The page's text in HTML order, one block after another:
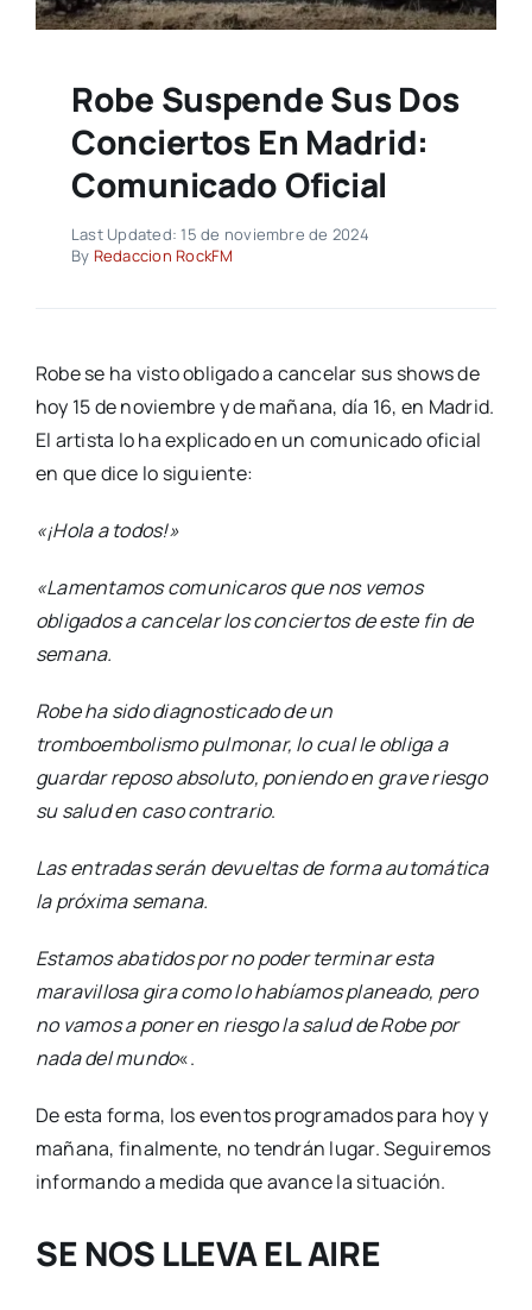
Robe Suspende Sus Dos
Conciertos En Madrid:
Comunicado Oficial
Last Updated: 15 de noviembre de 2024
By Redaccion RockFM
Robe se ha visto obligado a cancelar sus shows de
hoy 15 de noviembre y de mañana, día 16, en Madrid.
El artista lo ha explicado en un comunicado oficial
en que dice lo siguiente:
«¡Hola a todos!»
«Lamentamos comunicaros que nos vemos
obligados a cancelar los conciertos de este fin de
semana.
Robe ha sido diagnosticado de un
tromboembolismo pulmonar, lo cual le obliga a
guardar reposo absoluto, poniendo en grave riesgo
su salud en caso contrario.
Las entradas serán devueltas de forma automática
la próxima semana.
Estamos abatidos por no poder terminar esta
maravillosa gira como lo habíamos planeado, pero
no vamos a poner en riesgo la salud de Robe por
nada del mundo«.
De esta forma, los eventos programados para hoy y
mañana, finalmente, no tendrán lugar. Seguiremos
informando a medida que avance la situación.
SE NOS LLEVA EL AIRE